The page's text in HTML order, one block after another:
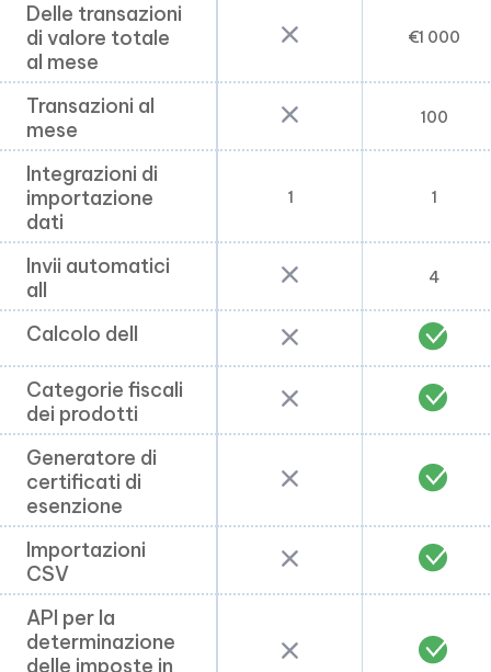
Delle transazioni
di valore totale
al mese
Transazioni al
mese
Integrazioni di
importazione
dati
Invii automatici
all
Calcolo dell
Categorie fiscali
dei prodotti
Generatore di
certificati di
esenzione
Importazioni
CSV
API per la
determinazione
delle imposte in
Delle transazioni
di valore totale al
mese
€1 000
Transazioni al
mese
100
Integrazioni di
importazione
dati
1 1
Invii automatici
all
4
Calcolo dell
Categorie fiscali
dei prodotti
Generatore di
certificati di
esenzione
Importazioni
CSV
API per la
determinazione
delle imposte in